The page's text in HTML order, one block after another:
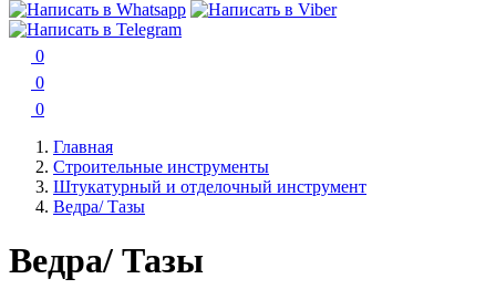
0
0
0
Главная
Строительные инструменты
Штукатурный и отделочный инструмент
Ведра/ Тазы
Ведра/ Тазы